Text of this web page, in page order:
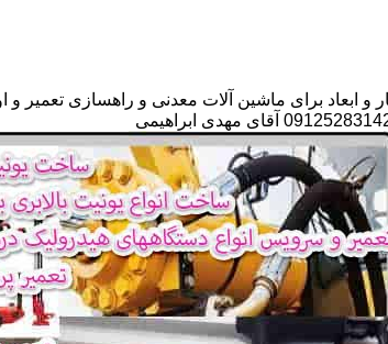
ابعاد برای ماشین آلات معدنی و راهسازی تعمیر و